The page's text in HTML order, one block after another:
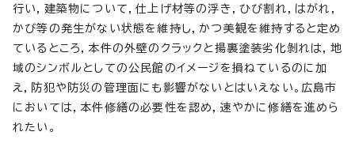
行い，建築物について，仕上げ材等の浮き，ひび割れ，はがれ，
かび等の発生がない状態を維持し，かつ美観を維持すると定め
ているところ，本件の外壁のクラックと揚裏塗装劣化剝れは，地
域のシンボルとしての公民館のイメージを損ねているのに加
え，防犯や防災の管理面にも影響がないとはいえない。広島市
においては，本件修繕の必要性を認め，速やかに修繕を進めら
れたい。